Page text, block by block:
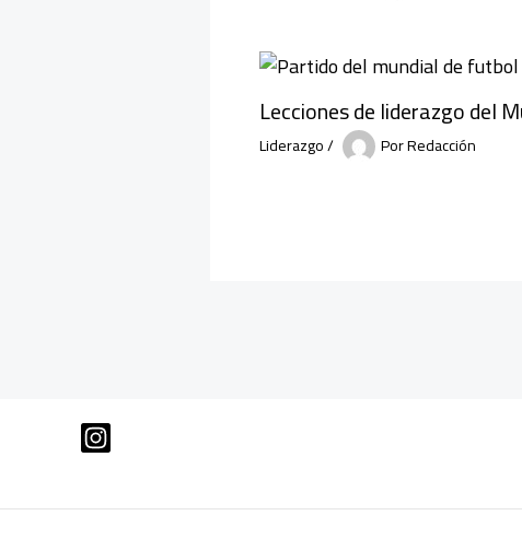
Lecciones de liderazgo del
Liderazgo/ PorRedacción